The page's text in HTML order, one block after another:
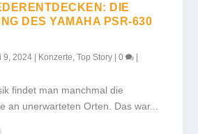
DIE
DES YAMAHA PSR-630
9, 2024 | Konzerte ,Top Story |0 |
findet man manchmal die
an unerwarteten Orten. Das war...